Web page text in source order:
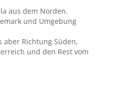
aus dem Norden.
und Umgebung
aber Richtung Süden,
und den Rest vom